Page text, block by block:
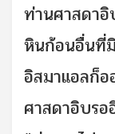
ท่านศาสดาอิ
หินก้อนอื่นที่
อิสมาแอลก็
ศาสดาอิบรอ